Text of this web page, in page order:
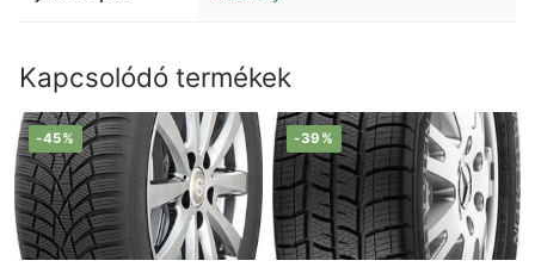
Kapcsolódó termékek
-45% -39%